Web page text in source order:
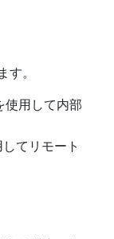
。
使用して内部
てリモート